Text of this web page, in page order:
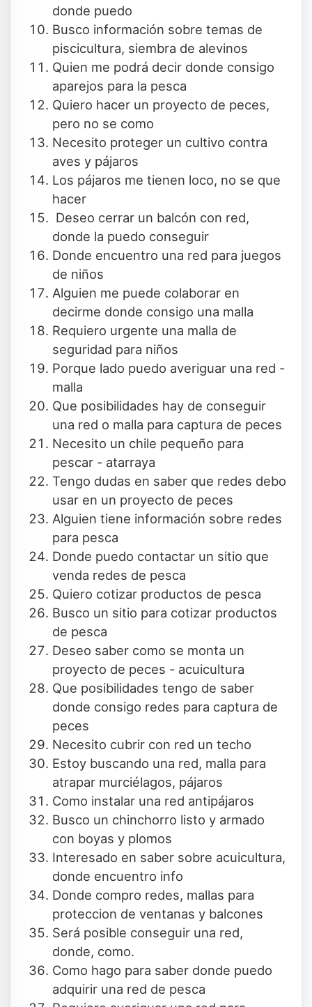
donde puedo
Busco información sobre temas de
piscicultura, siembra de alevinos
Quien me podrá decir donde consigo
aparejos para la pesca
Quiero hacer un proyecto de peces,
pero no se como
Necesito proteger un cultivo contra
aves y pájaros
Los pájaros me tienen loco, no se que
hacer
Deseo cerrar un balcón con red,
donde la puedo conseguir
Donde encuentro una red para juegos
de niños
Alguien me puede colaborar en
decirme donde consigo una malla
Requiero urgente una malla de
seguridad para niños
Porque lado puedo averiguar una red -
malla
Que posibilidades hay de conseguir
una red o malla para captura de peces
Necesito un chile pequeño para
pescar - atarraya
Tengo dudas en saber que redes debo
usar en un proyecto de peces
Alguien tiene información sobre redes
para pesca
Donde puedo contactar un sitio que
venda redes de pesca
Quiero cotizar productos de pesca
Busco un sitio para cotizar productos
de pesca
Deseo saber como se monta un
proyecto de peces - acuicultura
Que posibilidades tengo de saber
donde consigo redes para captura de
peces
Necesito cubrir con red un techo
Estoy buscando una red, malla para
atrapar murciélagos, pájaros
Como instalar una red antipájaros
Busco un chinchorro listo y armado
con boyas y plomos
Interesado en saber sobre acuicultura,
donde encuentro info
Donde compro redes, mallas para
proteccion de ventanas y balcones
Será posible conseguir una red,
donde, como.
Como hago para saber donde puedo
adquirir una red de pesca